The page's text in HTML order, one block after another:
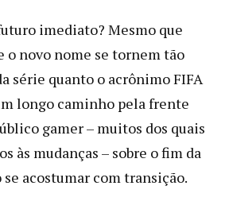
imediato? Mesmo que
o novo nome se tornem tão
série quanto o acrônimo FIFA
longo caminho pela frente
gamer – muitos dos quais
às mudanças – sobre o fim da
acostumar com transição.